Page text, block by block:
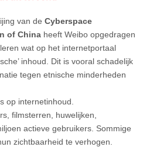
van de Cyberspace
of China heeft Weibo opgedragen
wat op het internetportaal
inhoud. Dit is vooral schadelijk
tegen etnische minderheden
op internetinhoud.
filmsterren, huwelijken,
actieve gebruikers. Sommige
zichtbaarheid te verhogen.